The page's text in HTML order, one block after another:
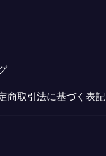
商取引法に基づく表記